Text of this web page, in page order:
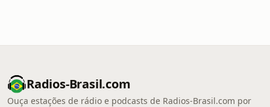
Radios-Brasil.com
Ouça estações de rádio e podcasts de Radios-Brasil.com por